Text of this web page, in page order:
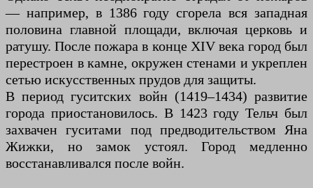
— например, в 1386 году сгорела вся западная
половина главной площади, включая церковь и
ратушу. После пожара в конце XIV века город был
перестроен в камне, окружен стенами и укреплен
сетью искусственных прудов для защиты.
В период гуситских войн (1419–1434) развитие
города приостановилось. В 1423 году Тельч был
захвачен гуситами под предводительством Яна
Жижки, но замок устоял. Город медленно
восстанавливался после войн.